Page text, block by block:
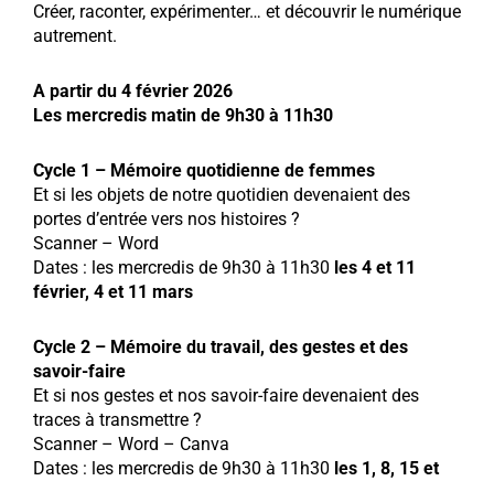
Créer, raconter, expérimenter… et découvrir le numérique
autrement.
A partir du 4 février 2026
Les mercredis matin de 9h30 à 11h30
Cycle 1 – Mémoire quotidienne de femmes
Et si les objets de notre quotidien devenaient des
portes d’entrée vers nos histoires ?
Scanner – Word
Dates : les mercredis de 9h30 à 11h30 les 4 et 11
février, 4 et 11 mars
Cycle 2 – Mémoire du travail, des gestes et des
savoir-faire
Et si nos gestes et nos savoir-faire devenaient des
traces à transmettre ?
Scanner – Word – Canva
Dates : les mercredis de 9h30 à 11h30 les 1, 8, 15 et